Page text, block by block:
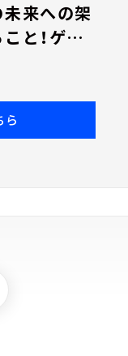
来への架
と！ゲス
水族館＆
ら